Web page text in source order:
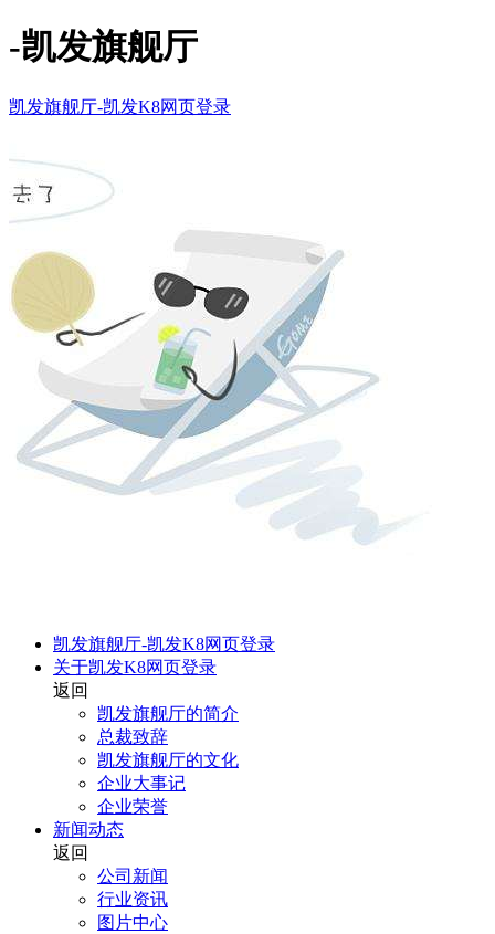
-凯发旗舰厅
凯发旗舰厅-凯发K8网页登录
凯发旗舰厅-凯发K8网页登录
关于凯发K8网页登录
返回
凯发旗舰厅的简介
总裁致辞
凯发旗舰厅的文化
企业大事记
企业荣誉
新闻动态
返回
公司新闻
行业资讯
图片中心